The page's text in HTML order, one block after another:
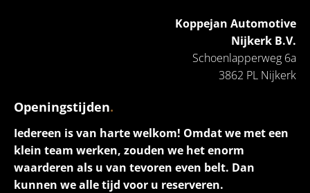
Koppejan Automotive
Nijkerk B.V.
Schoenlapperweg 6a
3862 PL Nijkerk
Openingstijden.
Iedereen is van harte welkom! Omdat we met een
klein team werken, zouden we het enorm
waarderen als u van tevoren even belt. Dan
kunnen we alle tijd voor u reserveren.